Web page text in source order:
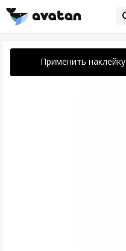
Применить наклейку